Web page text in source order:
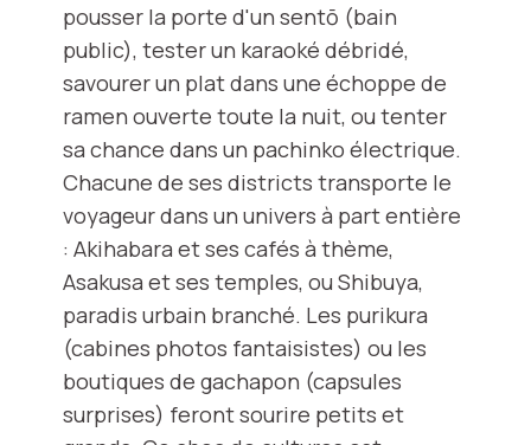
pousser la porte d'un sentō (bain
public), tester un karaoké débridé,
savourer un plat dans une échoppe de
ramen ouverte toute la nuit, ou tenter
sa chance dans un pachinko électrique.
Chacune de ses districts transporte le
voyageur dans un univers à part entière
: Akihabara et ses cafés à thème,
Asakusa et ses temples, ou Shibuya,
paradis urbain branché. Les purikura
(cabines photos fantaisistes) ou les
boutiques de gachapon (capsules
surprises) feront sourire petits et